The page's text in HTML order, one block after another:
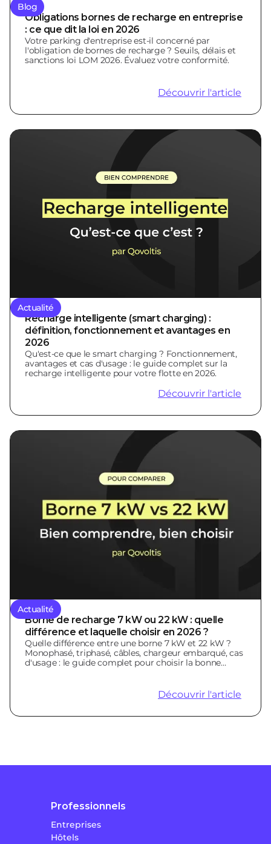
Blog
Obligations bornes de recharge en entreprise
: ce que dit la loi en 2026
Votre parking d'entreprise est-il concerné par
l'obligation de bornes de recharge ? Seuils, délais et
sanctions loi LOM 2026. Évaluez votre conformité.
Découvrir l'article
Actualité
Recharge intelligente (smart charging) :
définition, fonctionnement et avantages en
2026
Qu'est-ce que le smart charging ? Fonctionnement,
avantages et cas d'usage : le guide complet sur la
recharge intelligente pour votre flotte en 2026.
Découvrir l'article
Actualité
Borne de recharge 7 kW ou 22 kW : quelle
différence et laquelle choisir en 2026 ?
Quelle différence entre une borne 7 kW et 22 kW ?
Monophasé, triphasé, câbles, chargeur embarqué, cas
d'usage : le guide complet pour choisir la bonne
Découvrir l'article
Professionnels
Entreprises
Hôtels